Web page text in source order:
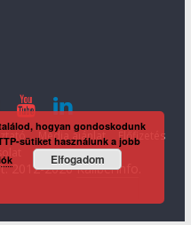
Média ajánlat
Előfizetés
2012-2026KaliberInfo
hogyan gondoskodunk
sütiket használunk a jobb
Elfogadom